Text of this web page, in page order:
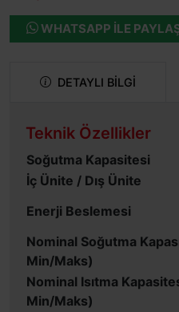
WHATSAPP ILE
DETAYLI BILGI
Teknik Özellikler
Soğutma Kapasitesi
İç Ünite / Dış Ünite
Enerji Beslemesi
Nominal Soğutma
Min/Maks)
Nominal Isıtma
Min/Maks)